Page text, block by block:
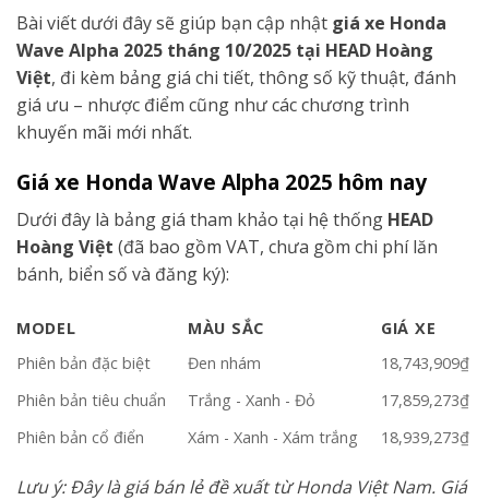
Bài viết dưới đây sẽ giúp bạn cập nhật giá xe Honda
Wave Alpha 2025 tháng 10/2025 tại HEAD Hoàng
Việt, đi kèm bảng giá chi tiết, thông số kỹ thuật, đánh
giá ưu – nhược điểm cũng như các chương trình
khuyến mãi mới nhất.
Giá xe Honda Wave Alpha 2025 hôm nay
Dưới đây là bảng giá tham khảo tại hệ thống HEAD
Hoàng Việt (đã bao gồm VAT, chưa gồm chi phí lăn
bánh, biển số và đăng ký):
MODEL MÀU SẮC
GIÁ XE
Phiên bản đặc biệt
Đen nhám
18,743,909₫
Phiên bản tiêu chuẩn
Trắng - Xanh - Đỏ
17,859,273₫
Phiên bản cổ điển
Xám - Xanh - Xám trắng 18,939,273₫
Lưu ý: Đây là giá bán lẻ đề xuất từ Honda Việt Nam. Giá